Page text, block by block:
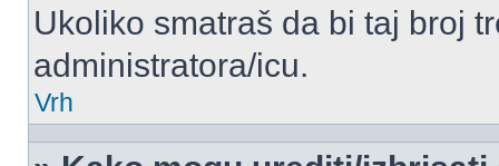
Ukoliko smatraš da bi taj broj
administratora/icu.
Vrh